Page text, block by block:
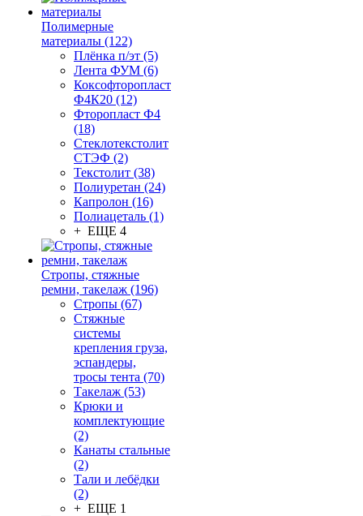
Полимерные
материалы (122)
Плёнка п/эт (5)
Лента ФУМ (6)
Коксофторопласт
Ф4К20 (12)
Фторопласт Ф4
(18)
Стеклотекстолит
СТЭФ (2)
Текстолит (38)
Полиуретан (24)
Капролон (16)
Полиацеталь (1)
+ ЕЩЕ 4
Стропы, стяжные
ремни, такелаж (196)
Стропы (67)
Стяжные
системы
крепления груза,
эспандеры,
тросы тента (70)
Такелаж (53)
Крюки и
комплектующие
(2)
Канаты стальные
(2)
Тали и лебёдки
(2)
+ ЕЩЕ 1